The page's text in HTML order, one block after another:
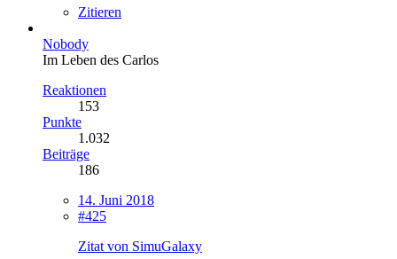
Zitieren
Nobody
Im Leben des Carlos
Reaktionen
153
Punkte
1.032
Beiträge
186
14. Juni 2018
#425
Zitat von SimuGalaxy